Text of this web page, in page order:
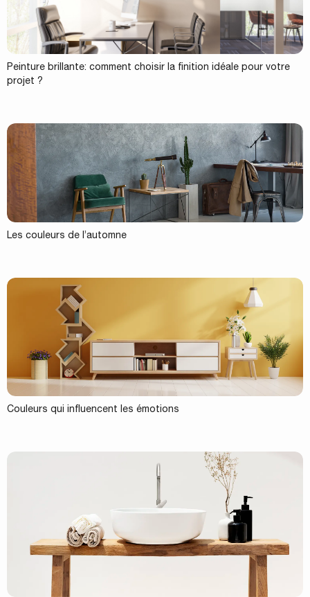
Peinture brillante: comment choisir la finition idéale pour votre
projet ?
Les couleurs de l’automne
Couleurs qui influencent les émotions